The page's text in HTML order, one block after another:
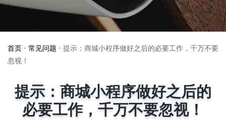
首页 • 常见问题 • 提示：商城小程序做好之后的必要工作，千万不要
忽视！
提示：商城小程序做好之后的
必要工作，千万不要忽视！